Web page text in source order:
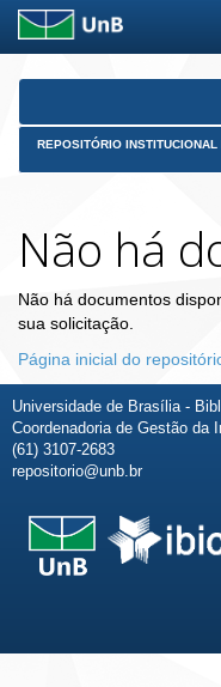
Skip
REPOSITÓRIO INSTITUCIONAL
Não há
Não há documentos
sua solicitação.
Página inicial do
Universidade de Brasília -
Coordenadoria de Gestão da
(61) 3107-2683
repositorio@unb.br